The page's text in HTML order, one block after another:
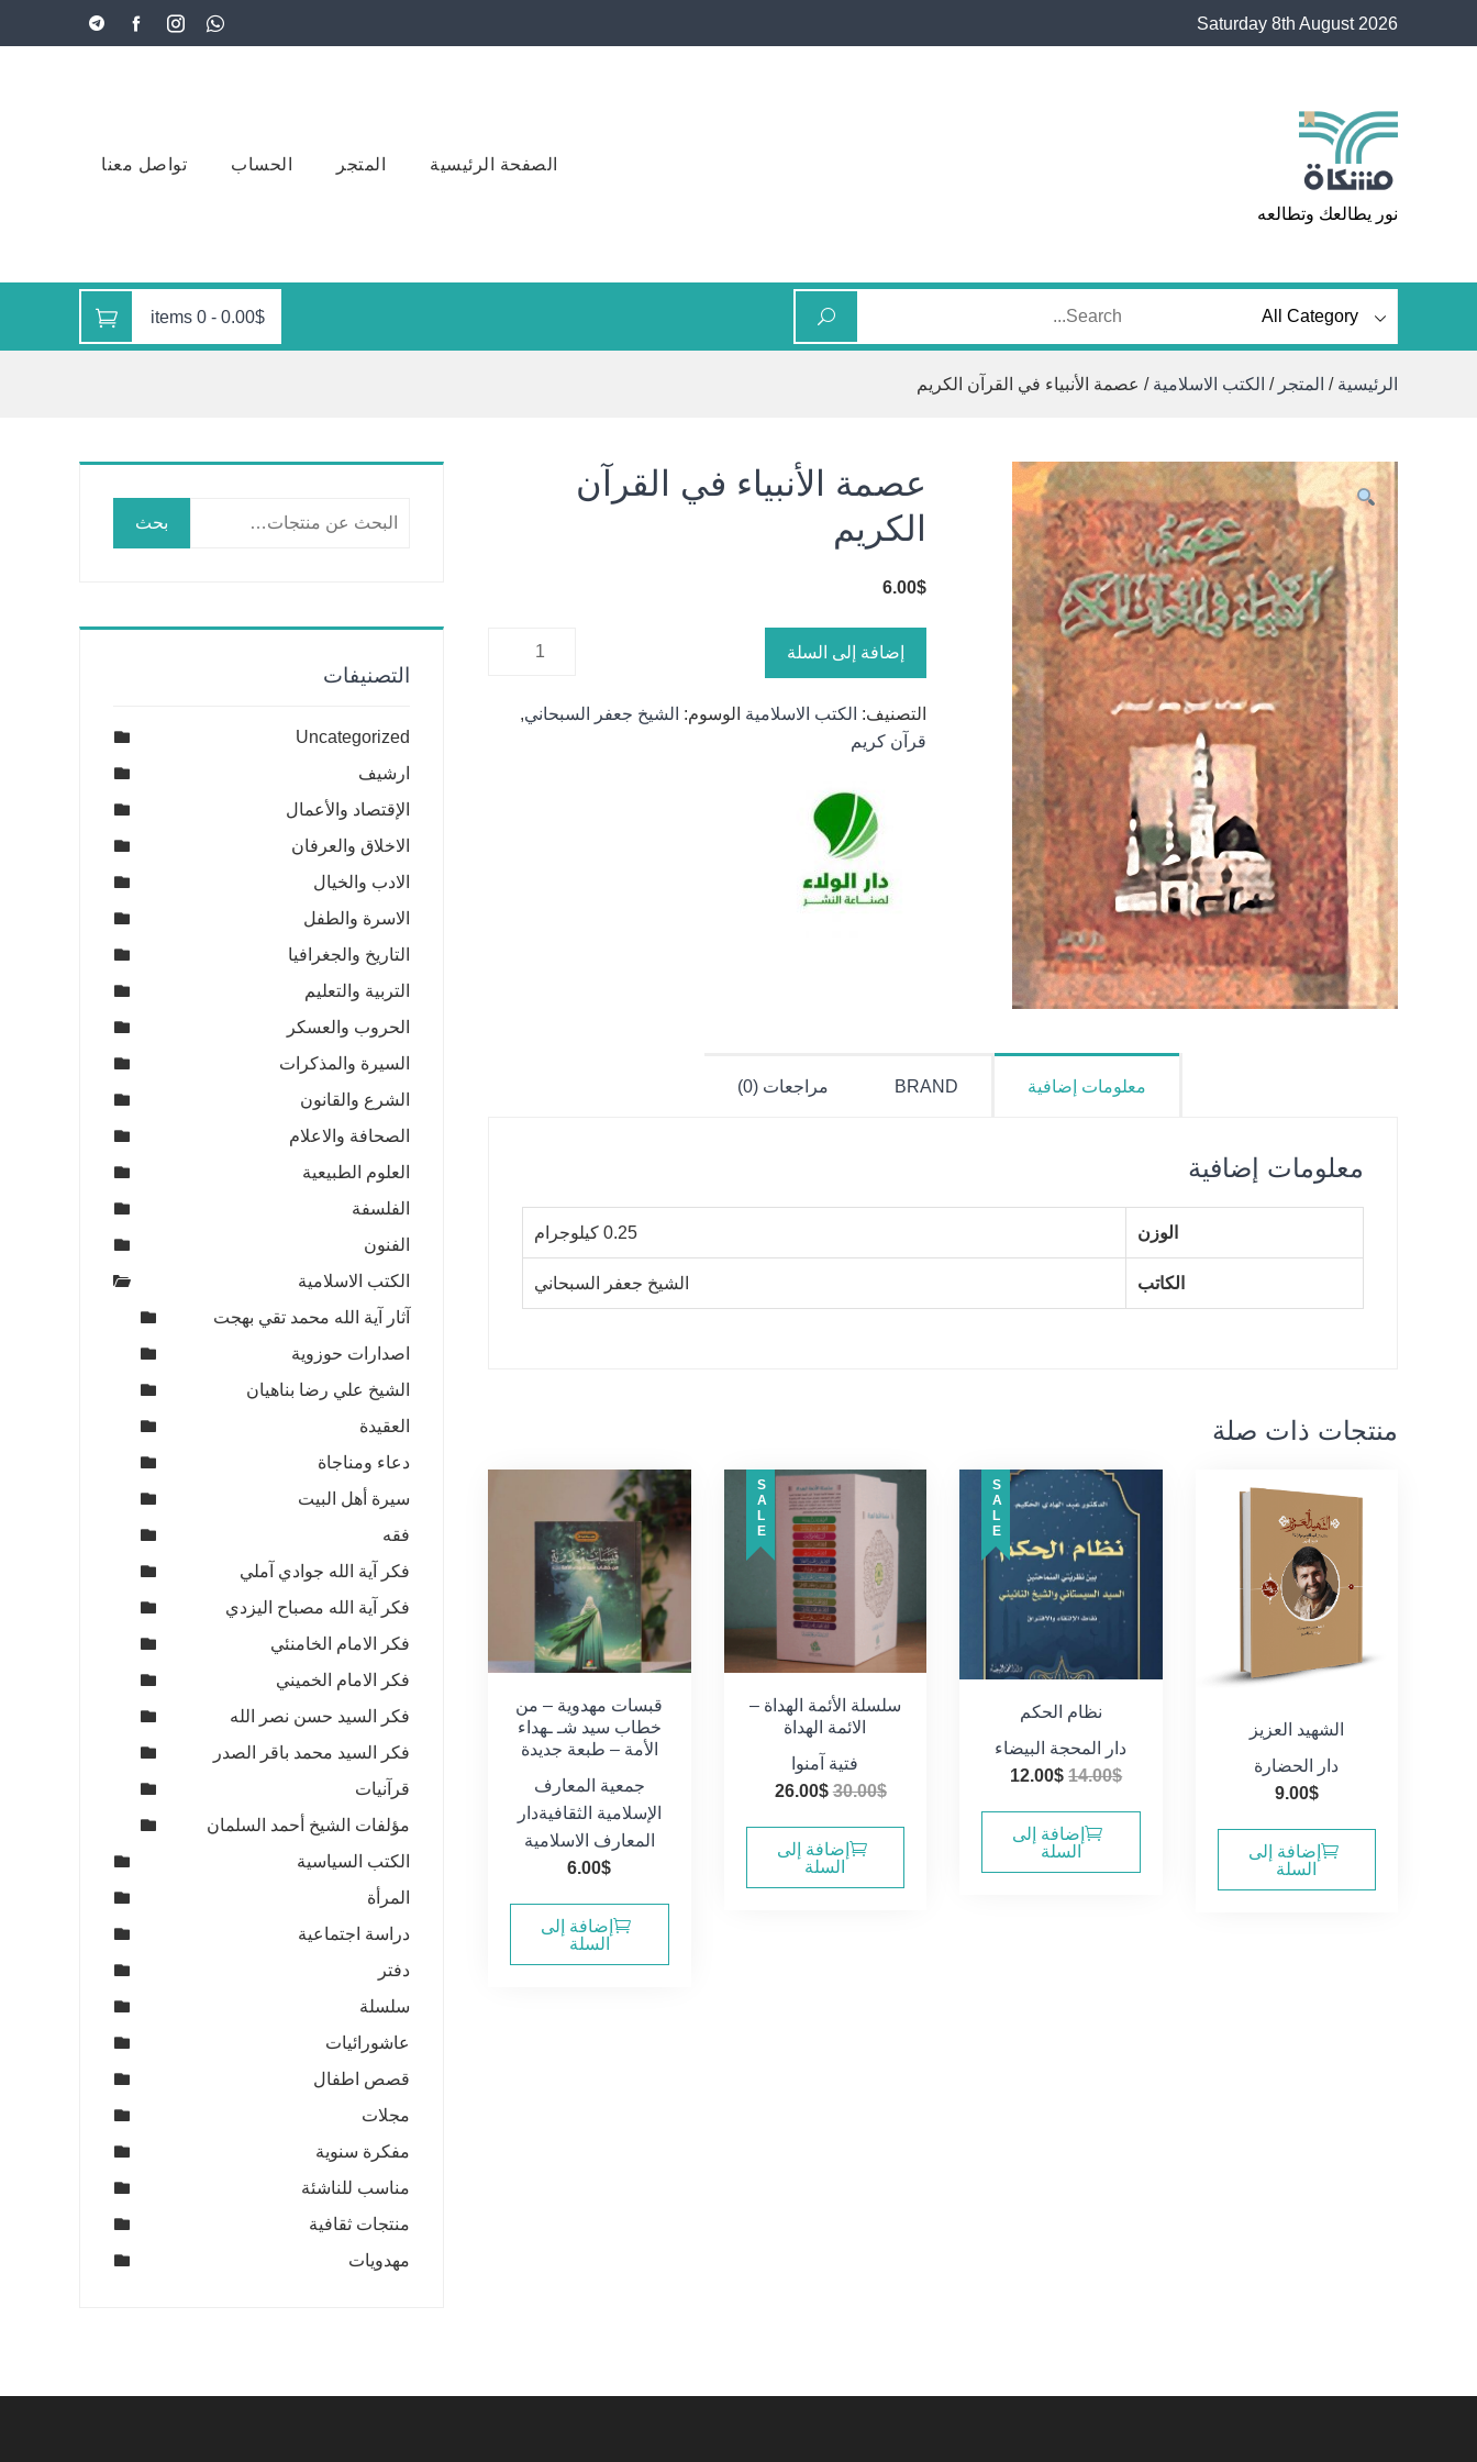
Saturday 8th August 2026
مشكاة
نور يطالعك وتطالعه
الصفحة الرئيسية المتجر الحساب تواصل معنا
0.00$
-
0 items
الرئيسية / المتجر / الكتب الاسلامية / عصمة الأنبياء في القرآن الكريم
عصمة الأنبياء في القرآن
الكريم
6.00$
القرآن
إضافة إلى السلة
التصنيف: الكتب الاسلامية الوسوم: الشيخ جعفر السبحاني,
قرآن كريم
معلومات إضافية BRAND مراجعات (0)
معلومات إضافية
الوزن 0.25 كيلوجرام
الكاتب الشيخ جعفر السبحاني
منتجات ذات صلة
الشهيد العزيز
دار الحضارة
9.00$
إضافة إلى
السلة
SALE
نظام الحكم
دار المحجة البيضاء
14.00$
السعر
هو:
14.00$.
12.00$
إضافة إلى
السلة
SALE
سلسلة الأئمة الهداة –
الائمة الهداة
فتية آمنوا
30.00$
السعر
هو:
30.00$.
26.00$
إضافة إلى
السلة
قبسات مهدوية – من
خطاب سيد شـ ـهداء
الأمة – طبعة جديدة
جمعية المعارف
الإسلامية الثقافيةدار
المعارف الاسلامية
6.00$
إضافة إلى
السلة
بحث
التصنيفات
Uncategorized
ارشيف
الإقتصاد والأعمال
الاخلاق والعرفان
الادب والخيال
الاسرة والطفل
التاريخ والجغرافيا
التربية والتعليم
الحروب والعسكر
السيرة والمذكرات
الشرع والقانون
الصحافة والاعلام
العلوم الطبيعية
الفلسفة
الفنون
الكتب الاسلامية
آثار آية الله محمد تقي بهجت
اصدارات حوزوية
الشيخ علي رضا بناهيان
العقيدة
دعاء ومناجاة
سيرة أهل البيت
فقه
فكر آية الله جوادي آملي
فكر آية الله مصباح اليزدي
فكر الامام الخامنئي
فكر الامام الخميني
فكر السيد حسن نصر الله
فكر السيد محمد باقر الصدر
قرآنيات
مؤلفات الشيخ أحمد السلمان
الكتب السياسية
المرأة
دراسة اجتماعية
دفتر
سلسلة
عاشورائيات
قصص اطفال
مجلات
مفكرة سنوية
مناسب للناشئة
منتجات ثقافية
مهدويات